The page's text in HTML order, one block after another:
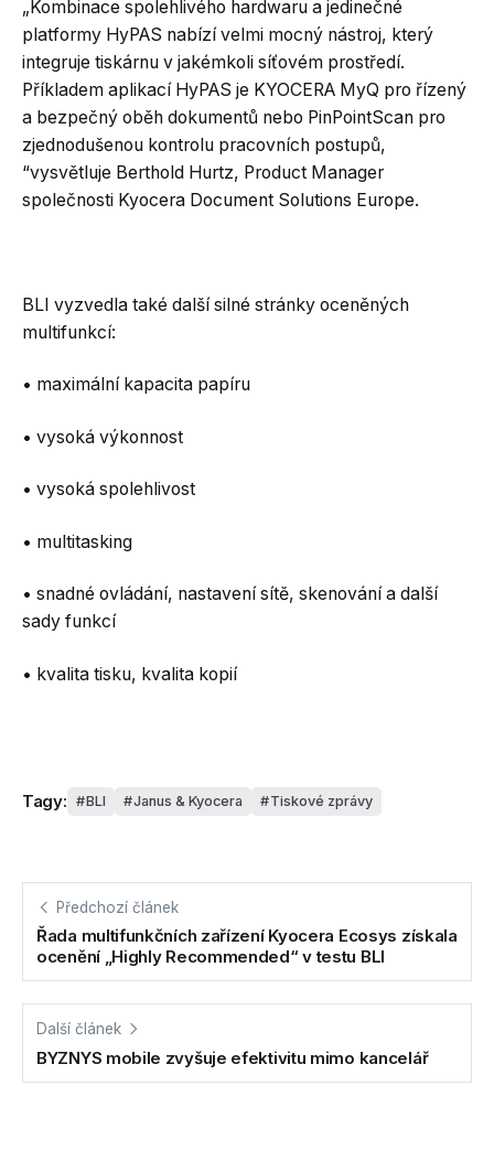
„Kombinace spolehlivého hardwaru a jedinečné
platformy HyPAS nabízí velmi mocný nástroj, který
integruje tiskárnu v jakémkoli síťovém prostředí.
Příkladem aplikací HyPAS je KYOCERA MyQ pro řízený
a bezpečný oběh dokumentů nebo PinPointScan pro
zjednodušenou kontrolu pracovních postupů,
“vysvětluje Berthold Hurtz, Product Manager
společnosti Kyocera Document Solutions Europe.
BLI vyzvedla také další silné stránky oceněných
multifunkcí:
• maximální kapacita papíru
• vysoká výkonnost
• vysoká spolehlivost
• multitasking
• snadné ovládání, nastavení sítě, skenování a další
sady funkcí
• kvalita tisku, kvalita kopií
Tagy: BLI Janus & Kyocera Tiskové zprávy
Předchozí článek
Řada multifunkčních zařízení Kyocera Ecosys získala
ocenění „Highly Recommended“ v testu BLI
Další článek
BYZNYS mobile zvyšuje efektivitu mimo kancelář